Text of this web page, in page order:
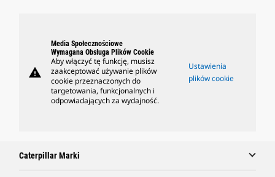
warning
Media Społecznościowe
Wymagana Obsługa Plików Cookie
Aby włączyć tę funkcję, musisz
zaakceptować używanie plików
cookie przeznaczonych do
targetowania, funkcjonalnych i
odpowiadających za wydajność.
Ustawienia
plików cookie
Caterpillar Marki